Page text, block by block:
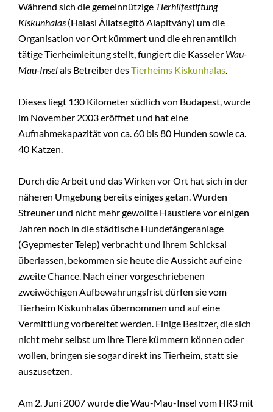
Während sich die gemeinnützige Tierhilfestiftung
Kiskunhalas (Halasi Állatsegítö Alapítvány) um die
Organisation vor Ort kümmert und die ehrenamtlich
tätige Tierheimleitung stellt, fungiert die Kasseler Wau-
Mau-Inselals Betreiber desTierheims Kiskunhalas.
Dieses liegt 130 Kilometer südlich von Budapest, wurde
im November 2003 eröffnet und hat eine
Aufnahmekapazität von ca. 60 bis 80 Hunden sowie ca.
40 Katzen.
Durch die Arbeit und das Wirken vor Ort hat sich in der
näheren Umgebung bereits einiges getan. Wurden
Streuner und nicht mehr gewollte Haustiere vor einigen
Jahren noch in die städtische Hundefängeranlage
(Gyepmester Telep) verbracht und ihrem Schicksal
überlassen, bekommen sie heute die Aussicht auf eine
zweite Chance. Nach einer vorgeschriebenen
zweiwöchigen Aufbewahrungsfrist dürfen sie vom
Tierheim Kiskunhalas übernommen und auf eine
Vermittlung vorbereitet werden. Einige Besitzer, die sich
nicht mehr selbst um ihre Tiere kümmern können oder
wollen, bringen sie sogar direkt ins Tierheim, statt sie
auszusetzen.
Am 2. Juni 2007 wurde die Wau-Mau-Insel vom HR3 mit